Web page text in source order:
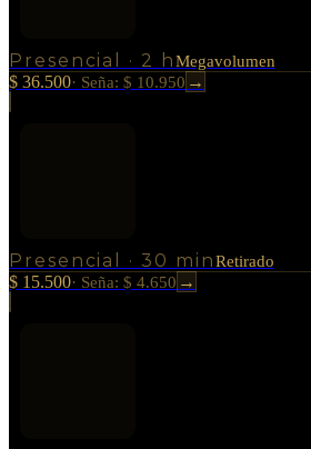
Presencial · 2 hMegavolumen
$ 36.500· Seña: $ 10.950 →
Presencial · 30 minRetirado
$ 15.500· Seña: $ 4.650 →